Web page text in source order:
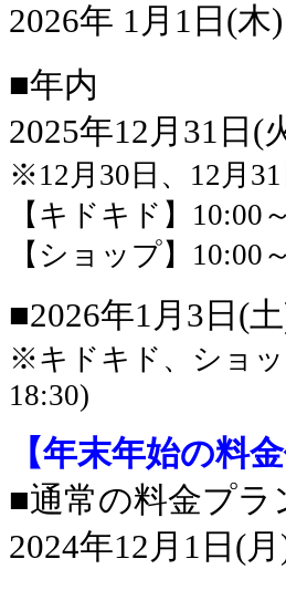
2026年 1月1日(木
■年内
2025年12月31日(
※12月30日、12月
【キドキド】10:00～
【ショップ】10:00～
■2026年1月3日(
※キドキド、ショ
18:30)
【年末年始の料金
■通常の料金プラ
2024年12月1日(